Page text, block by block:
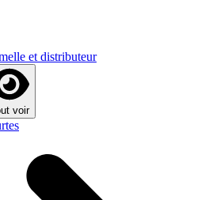
et distributeur
voir